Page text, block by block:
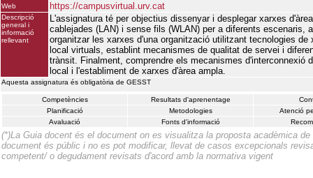
Web
https://campusvirtual.urv.cat
Descripció
general i
informació
rellevant
L'assignatura té per objectius dissenyar i desplegar xarxes
cablejades (LAN) i sense fils (WLAN) per a diferents escenaris,
organitzar les xarxes d'una organització utilitzant tecnologies de
local virtuals, establint mecanismes de qualitat de servei i
trànsit. Finalment, comprendre els mecanismes d'interconnexió
local i l'establiment de xarxes d'àrea ampla.
Aquesta assignatura és obligatòria de GESST
Competències Resultats d'aprenentage
Planificació
Metodologies
Atenció
Avaluació
Fonts d'informació
(*)La Guia docent és el document on es visualitza la proposta acadèmica
document és públic i no es pot modificar, llevat de casos excepcionals
competent/ o degudament revisats d'acord amb la normativa vigent